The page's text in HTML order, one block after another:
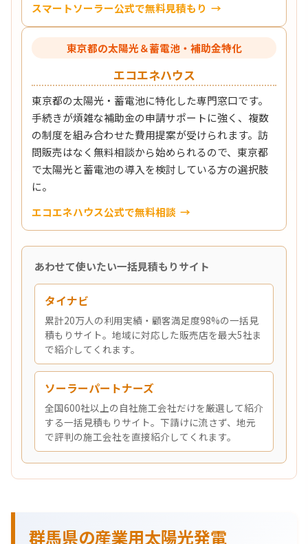
スマートソーラー公式で無料見積もり
東京都の太陽光＆蓄電池・補助金特化
エコエネハウス
東京都の太陽光・蓄電池に特化した専門窓口です。
手続きが煩雑な補助金の申請サポートに強く、複数
の制度を組み合わせた費用提案が受けられます。訪
問販売はなく無料相談から始められるので、東京都
で太陽光と蓄電池の導入を検討している方の選択肢
に。
エコエネハウス公式で無料相談
あわせて使いたい一括見積もりサイト
タイナビ
累計20万人の利用実績・顧客満足度98%の一括見
積もりサイト。地域に対応した販売店を最大5社ま
で紹介してくれます。
ソーラーパートナーズ
全国600社以上の自社施工会社だけを厳選して紹介
する一括見積もりサイト。下請けに流さず、地元
で評判の施工会社を直接紹介してくれます。
群馬県の産業用太陽光発電